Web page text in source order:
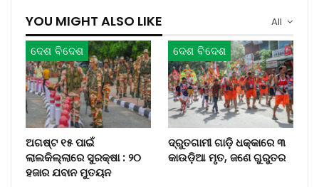
All
YOU MIGHT ALSO LIKE
ଦେଶ ବିଦେଶ
ଅଗଷ୍ଟ ୧୫ ପାଇଁ
ଲାଲକିଲ୍ଲାରେ ସୁରକ୍ଷା : ୨୦
ହଜାର ଯବାନ ମୁତୟନ
ଦେଶ ବିଦେଶ
ଦ୍ରୁତଗାମୀ ଗାଡ଼ି ଧକ୍କାରେ ୩
କାଉଡ଼ିଆ ମୃତ, ଜଣେ ଗୁରୁତର